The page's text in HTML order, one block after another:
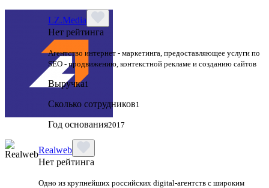
LZ.Media
Нет рейтинга
Агентство интернет - маркетинга, предоставляющее услуги по
SEO - продвижению, контекстной рекламе и созданию сайтов
Выручка1
Сколько сотрудников1
Год основания2017
Realweb
Нет рейтинга
Одно из крупнейших российских digital-агентств с широким